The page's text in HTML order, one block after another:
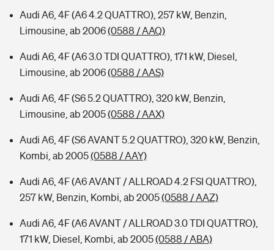
Audi A6, 4F (A6 4.2 QUATTRO), 257 kW, Benzin,
Limousine, ab 2006(0588 / AAQ)
Audi A6, 4F (A6 3.0 TDI QUATTRO), 171 kW, Diesel,
Limousine, ab 2006(0588 / AAS)
Audi A6, 4F (S6 5.2 QUATTRO), 320 kW, Benzin,
Limousine, ab 2005(0588 / AAX)
Audi A6, 4F (S6 AVANT 5.2 QUATTRO), 320 kW, Benzin,
Kombi, ab 2005(0588 / AAY)
Audi A6, 4F (A6 AVANT / ALLROAD 4.2 FSI QUATTRO),
257 kW, Benzin, Kombi, ab 2005(0588 / AAZ)
Audi A6, 4F (A6 AVANT / ALLROAD 3.0 TDI QUATTRO),
171 kW, Diesel, Kombi, ab 2005(0588 / ABA)